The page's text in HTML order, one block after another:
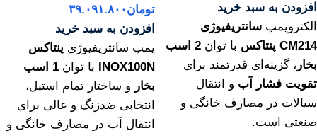
افزودن به سبد خرید
الکتروپمپ سانتریفیوژی
CM214 پنتاکس
با توان
2 اسب
بخار ، گزینه‌ای قدرتمند برای
تقویت فشار آب و انتقال
سیالات در مصارف خانگی و
صنعتی است.
تومان۳۹.۰۹۱.۸۰۰
افزودن به سبد خرید
پمپ سانتریفیوژی پنتاکس
INOX100N با توان
1 اسب
بخار و ساختار تمام استیل،
انتخابی ضدزنگ و عالی برای
انتقال آب در مصارف خانگی و